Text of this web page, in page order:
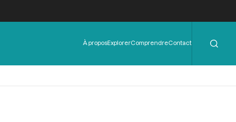
Menu
de
À proposExplorerComprendreContact